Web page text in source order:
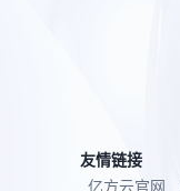
友情链接
亿方云官网